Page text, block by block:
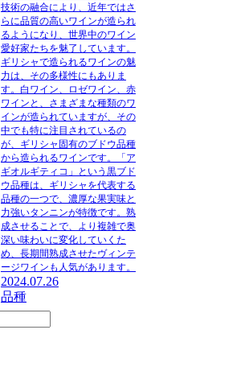
技術の融合により、近年ではさ
らに品質の高いワインが造られ
るようになり、世界中のワイン
愛好家たちを魅了しています。
ギリシャで造られるワインの魅
力は、その多様性にもありま
す。白ワイン、ロゼワイン、赤
ワインと、さまざまな種類のワ
インが造られていますが、その
中でも特に注目されているの
が、ギリシャ固有のブドウ品種
から造られるワインです。「ア
ギオルギティコ」という黒ブド
ウ品種は、ギリシャを代表する
品種の一つで、濃厚な果実味と
力強いタンニンが特徴です。熟
成させることで、より複雑で奥
深い味わいに変化していくた
め、長期間熟成させたヴィンテ
ージワインも人気があります。
2024.07.26
品種